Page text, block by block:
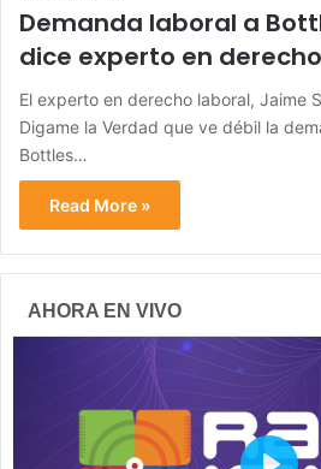
Demanda laboral a
dice experto en
El experto en derecho laboral, Jaime
Digame la Verdad que ve débil la
Bottles…
Read More »
AHORA EN VIVO